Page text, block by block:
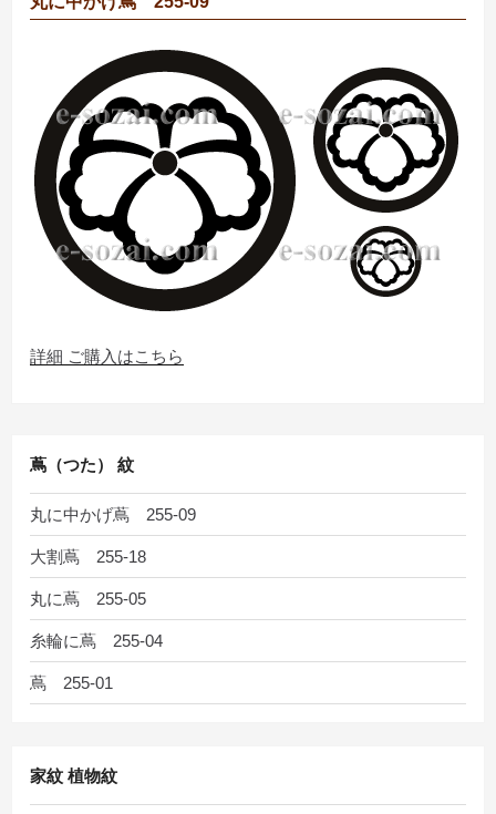
詳細 ご購入はこちら
蔦（つた） 紋
丸に中かげ蔦 255-09
大割蔦 255-18
丸に蔦 255-05
糸輪に蔦 255-04
蔦 255-01
家紋 植物紋